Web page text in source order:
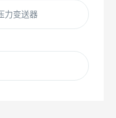
力变送器